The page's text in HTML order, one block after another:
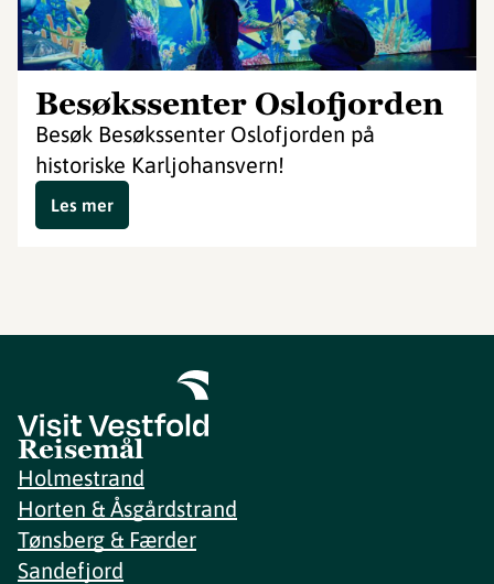
Besøkssenter Oslofjorden
Besøk Besøkssenter Oslofjorden på
historiske Karljohansvern!
Les mer
Reisemål
Holmestrand
Horten & Åsgårdstrand
Tønsberg & Færder
Sandefjord